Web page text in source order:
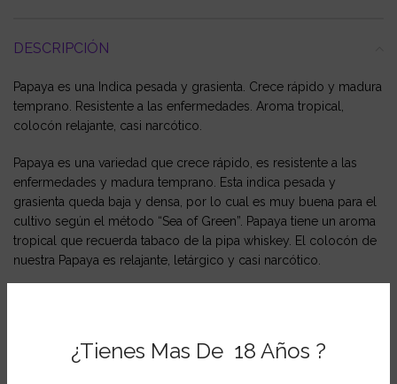
¿Tienes Mas De 18 Años ?
DESCRIPCIÓN
Papaya es una Indica pesada y grasienta. Crece rápido y madura
temprano. Resistente a las enfermedades. Aroma tropical,
colocón relajante, casi narcótico.
Papaya es una variedad que crece rápido, es resistente a las
enfermedades y madura temprano. Esta indica pesada y
grasienta queda baja y densa, por lo cual es muy buena para el
cultivo según el método “Sea of Green”. Papaya tiene un aroma
tropical que recuerda tabaco de la pipa whiskey. El colocón de
nuestra Papaya es relajante, letárgico y casi narcótico.
Feminized: No